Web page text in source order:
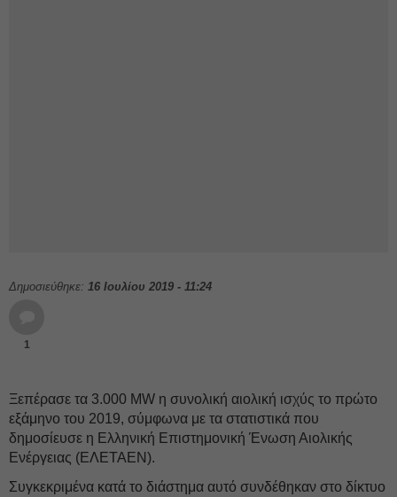
Δημοσιεύθηκε: 16 Ιουλίου 2019 - 11:24
1
Ξεπέρασε τα 3.000 MW η συνολική αιολική ισχύς το πρώτο
εξάμηνο του 2019, σύμφωνα με τα στατιστικά που
δημοσίευσε η Ελληνική Επιστημονική Ένωση Αιολικής
Ενέργειας (ΕΛΕΤΑΕΝ).
Συγκεκριμένα κατά το διάστημα αυτό συνδέθηκαν στο δίκτυο